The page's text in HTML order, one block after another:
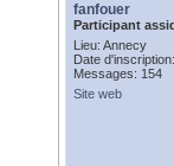
fanfouer
Participant
Lieu: Annecy
Date
Messages: 154
Site web